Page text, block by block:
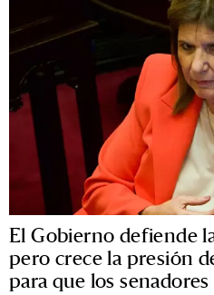
El Gobierno defiende
pero crece la presión
para que los